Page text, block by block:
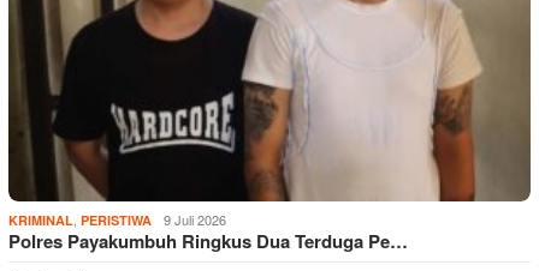
KRIMINAL PERISTIWA 9 Juli 2026
Polres Payakumbuh Ringkus Dua Terduga Pe…